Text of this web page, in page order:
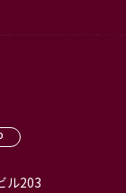
ル203